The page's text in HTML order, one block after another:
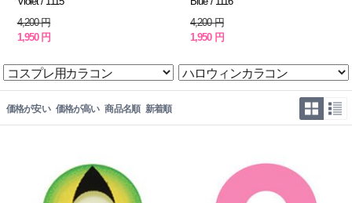
4,200 円
1,950 円
4,200 円
1,950 円
価格が安い 価格が高い 商品名順 新着順